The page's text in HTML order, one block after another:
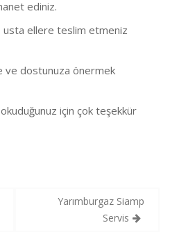
ediniz.
usta ellere teslim etmeniz
ve dostunuza önermek
için çok teşekkür
Yarımburgaz Siamp
Servis